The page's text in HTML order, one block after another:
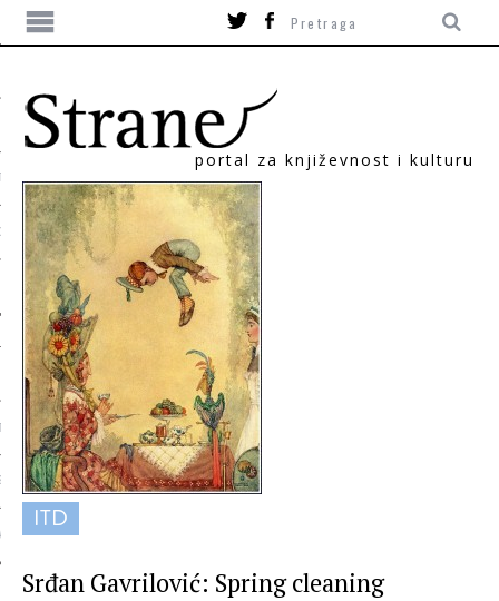
portal za književnost i kulturu
ITD
Srđan Gavrilović: Spring cleaning